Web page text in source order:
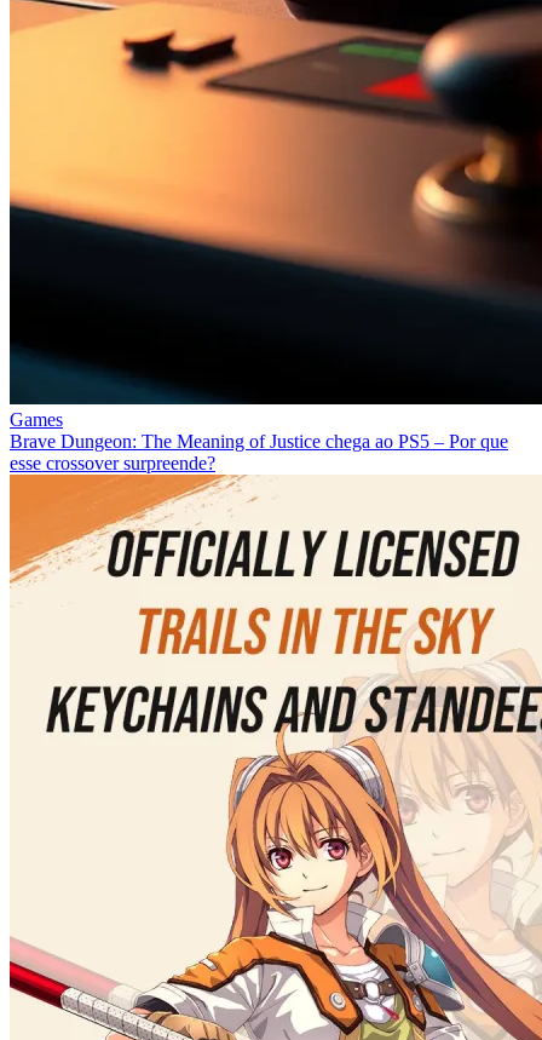
Games
Brave Dungeon: The Meaning of Justice chega ao PS5 – Por que
esse crossover surpreende?